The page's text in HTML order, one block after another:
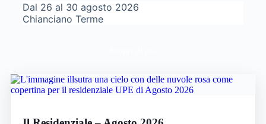
Dal 26 al 30 agosto 2026
Chianciano Terme